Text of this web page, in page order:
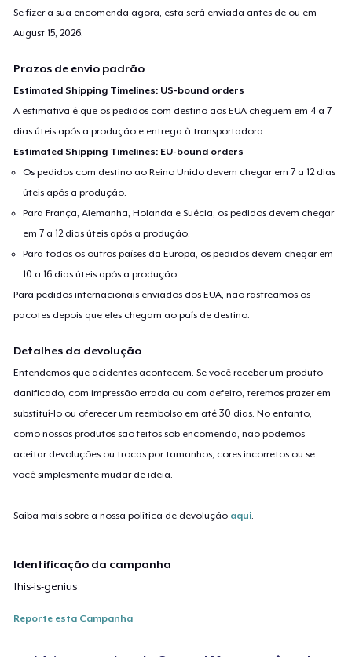
Se fizer a sua encomenda agora, esta será enviada antes de ou em
August 15, 2026
Prazos de envio padrão
Estimated Shipping Timelines: US-bound orders
A estimativa é que os pedidos com destino aos EUA cheguem em 4 a 7
dias úteis após a produção e entrega à transportadora.
Estimated Shipping Timelines: EU-bound orders
Os pedidos com destino ao Reino Unido devem chegar em 7 a 12 dias
úteis após a produção.
Para França, Alemanha, Holanda e Suécia, os pedidos devem chegar
em 7 a 12 dias úteis após a produção.
Para todos os outros países da Europa, os pedidos devem chegar em
10 a 16 dias úteis após a produção.
Para pedidos internacionais enviados dos EUA, não rastreamos os
pacotes depois que eles chegam ao país de destino.
Detalhes da devolução
Entendemos que acidentes acontecem. Se você receber um produto
danificado, com impressão errada ou com defeito, teremos prazer em
substituí-lo ou oferecer um reembolso em até 30 dias. No entanto,
como nossos produtos são feitos sob encomenda, não podemos
aceitar devoluções ou trocas por tamanhos, cores incorretos ou se
você simplesmente mudar de ideia.
Saiba mais sobre a nossa política de devolução aqui
Identificação da campanha
this-is-genius
Reporte esta Campanha